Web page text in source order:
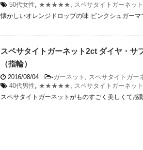
50代女性
★★★★★ スペサタイトガーネット
懐かしいオレンジドロップの味 ピンクシュガー
スペサタイトガーネット2ct ダイヤ・サ
（指輪）
2016/08/04 -ガーネット スペサタイトガー
40代男性
★★★★★ スペサタイトガーネット
スペサタイトガーネットがものすごく美しくて感